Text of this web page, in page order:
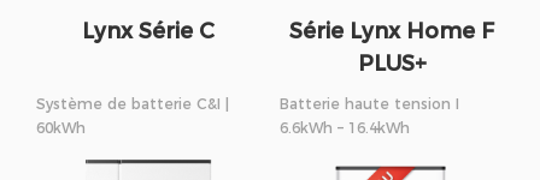
Lynx Série C
Système de batterie C&I |
60kWh
Série Lynx Home F
PLUS+
Batterie haute tension I
6.6kWh – 16.4kWh